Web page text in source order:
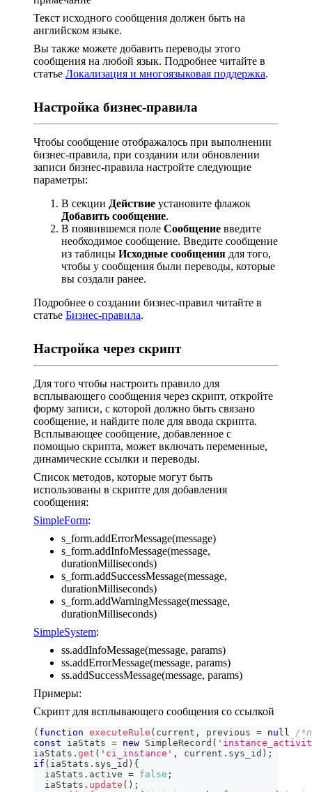
Текст исходного сообщения должен быть на
английском языке.
Вы также можете добавить переводы этого
сообщения на любой язык. Подробнее читайте в
статье Локализация и многоязыковая поддержка.
Настройка бизнес-правила
Чтобы сообщение отображалось при выполнении
бизнес-правила, при создании или обновлении
записи бизнес-правила настройте следующие
параметры:
В секции Действие установите флажок
Добавить сообщение.
В появившемся поле Сообщение введите
необходимое сообщение. Введите сообщение
из таблицы Исходные сообщения для того,
чтобы у сообщения были переводы, которые
вы создали ранее.
Подробнее о создании бизнес-правил читайте в
статье Бизнес-правила.
Настройка через скрипт
Для того чтобы настроить правило для
всплывающего сообщения через скрипт, откройте
форму записи, с которой должно быть связано
сообщение, и найдите поле для ввода скрипта.
Всплывающее сообщение, добавленное с
помощью скрипта, может включать переменные,
динамические ссылки и переводы.
Список методов, которые могут быть
использованы в скрипте для добавления
сообщения:
SimpleForm:
s_form.addErrorMessage(message)
s_form.addInfoMessage(message,
durationMilliseconds)
s_form.addSuccessMessage(message,
durationMilliseconds)
s_form.addWarningMessage(message,
durationMilliseconds)
SimpleSystem:
ss.addInfoMessage(message, params)
ss.addErrorMessage(message, params)
ss.addSuccessMessage(message, params)
Примеры:
Скрипт для всплывающего сообщения со ссылкой
( function executeRule ( current , previous = null
/
const iaStats = new SimpleRecord (
iaStats . get ( 'ci_instance' , current . sys_id ) ;
if ( iaStats . sys_id ) {
  iaStats
. active = false ;
  iaStats
. update ( ) ;